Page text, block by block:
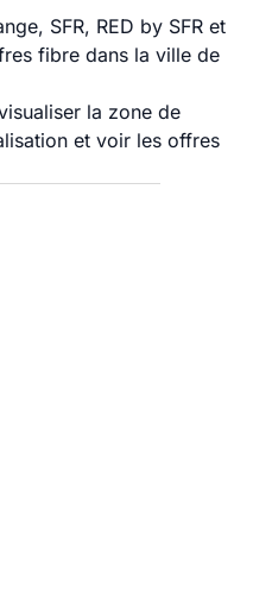
SFR, RED by SFR et
fibre dans la ville de
la zone de
et voir les offres